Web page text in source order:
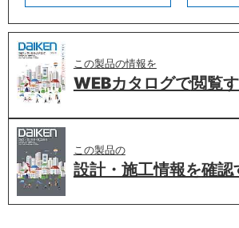
この製品の情報を
WEBカタログで閲覧
この製品の
設計・施工情報を確認